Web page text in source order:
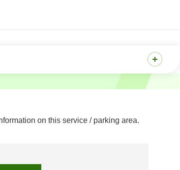
on this service / parking area.